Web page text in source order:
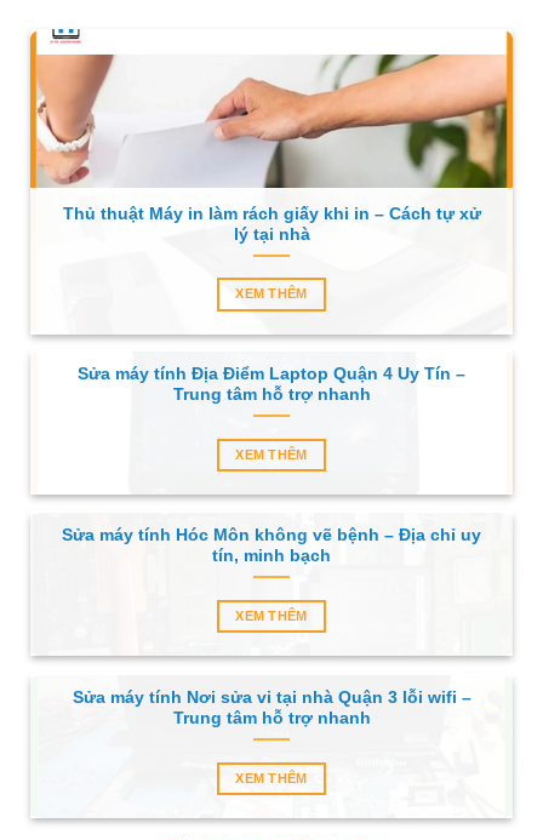
Thủ thuật Máy in làm rách giấy khi in – Cách tự xử
lý tại nhà
XEM THÊM
Sửa máy tính Địa Điểm Laptop Quận 4 Uy Tín –
Trung tâm hỗ trợ nhanh
XEM THÊM
Sửa máy tính Hóc Môn không vẽ bệnh – Địa chỉ uy
tín, minh bạch
XEM THÊM
Sửa máy tính Nơi sửa vi tại nhà Quận 3 lỗi wifi –
Trung tâm hỗ trợ nhanh
XEM THÊM